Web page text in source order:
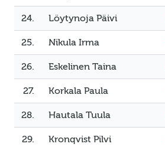
24. Löytynoja Päivi
25. Nikula Irma
26. Eskelinen Taina
27. Korkala Paula
28. Hautala Tuula
29. Kronqvist Pilvi